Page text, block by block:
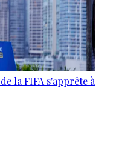
la FIFA s'apprête à